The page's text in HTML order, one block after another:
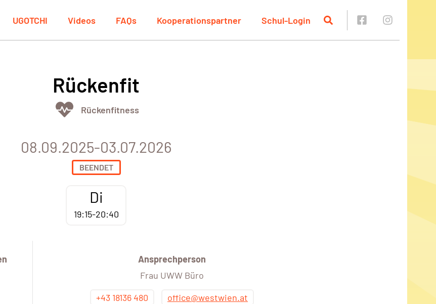
UGOTCHI Videos FAQs Kooperationspartner Schul-Login
Rückenfit
Rückenfitness
08.09.2025-03.07.2026
BEENDET
Di
19:15-20:40
Ansprechperson
Frau UWW Büro
+43 18136 480
office@westwien.at